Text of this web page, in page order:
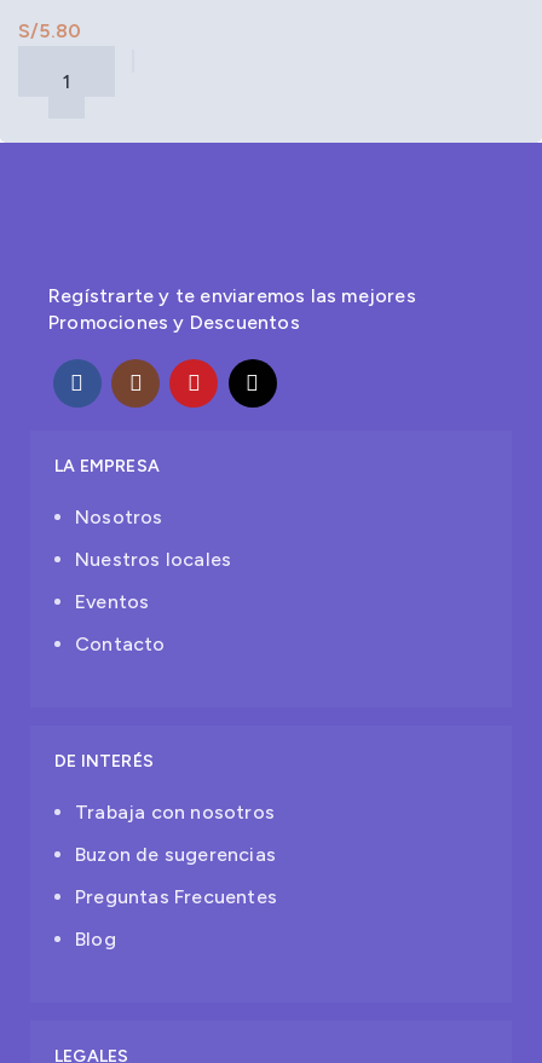
S/
Regístrarte y te enviaremos las mejores
Promociones y Descuentos
LA EMPRESA
Nosotros
Nuestros locales
Eventos
Contacto
DE INTERÉS
Trabaja con nosotros
Buzon de sugerencias
Preguntas Frecuentes
Blog
LEGALES